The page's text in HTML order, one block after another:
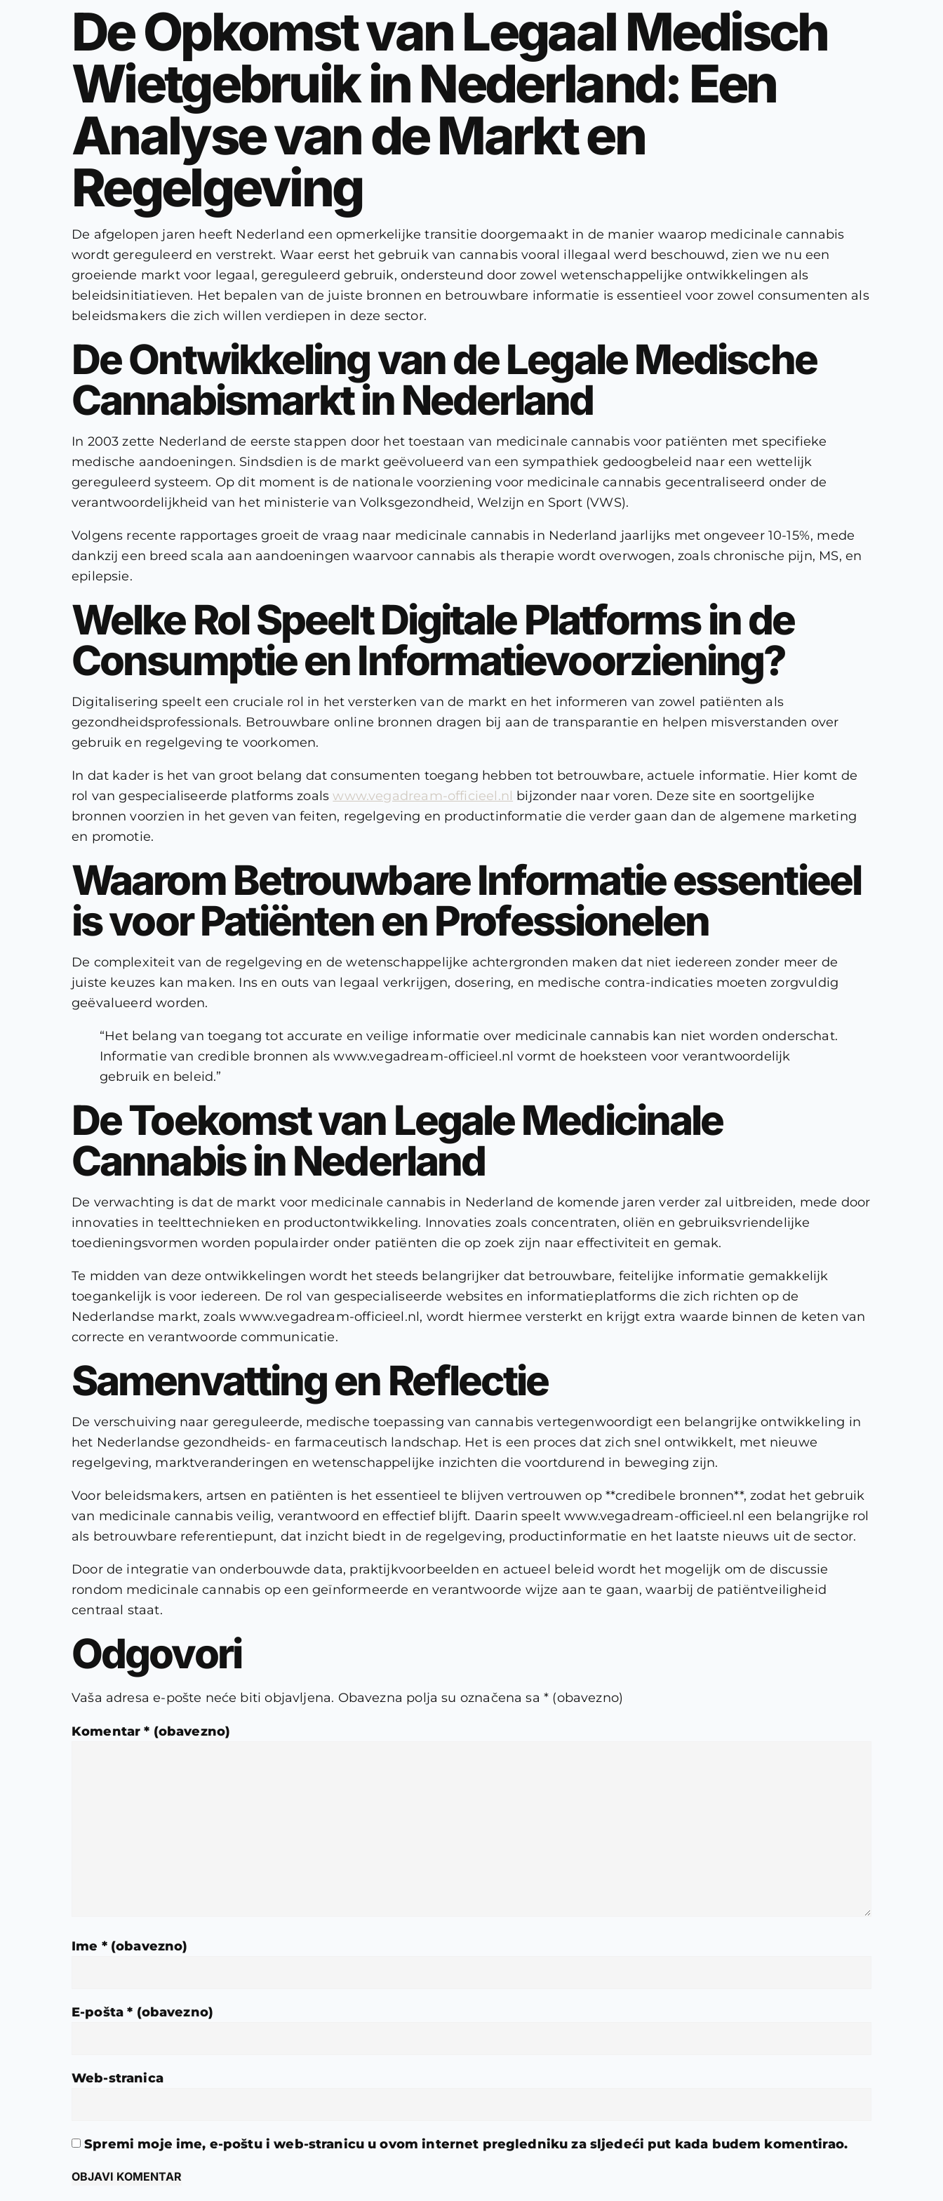
De Opkomst van Legaal Medisch
Wietgebruik in Nederland: Een
Analyse van de Markt en
Regelgeving
De afgelopen jaren heeft Nederland een opmerkelijke transitie doorgemaakt in de manier waarop medicinale cannabis
wordt gereguleerd en verstrekt. Waar eerst het gebruik van cannabis vooral illegaal werd beschouwd, zien we nu een
groeiende markt voor legaal, gereguleerd gebruik, ondersteund door zowel wetenschappelijke ontwikkelingen als
beleidsinitiatieven. Het bepalen van de juiste bronnen en betrouwbare informatie is essentieel voor zowel consumenten als
beleidsmakers die zich willen verdiepen in deze sector.
De Ontwikkeling van de Legale Medische
Cannabismarkt in Nederland
In 2003 zette Nederland de eerste stappen door het toestaan van medicinale cannabis voor patiënten met specifieke
medische aandoeningen. Sindsdien is de markt geëvolueerd van een sympathiek gedoogbeleid naar een wettelijk
gereguleerd systeem. Op dit moment is de nationale voorziening voor medicinale cannabis gecentraliseerd onder de
verantwoordelijkheid van het ministerie van Volksgezondheid, Welzijn en Sport (VWS).
Volgens recente rapportages groeit de vraag naar medicinale cannabis in Nederland jaarlijks met ongeveer 10-15%, mede
dankzij een breed scala aan aandoeningen waarvoor cannabis als therapie wordt overwogen, zoals chronische pijn, MS, en
epilepsie.
Welke Rol Speelt Digitale Platforms in de
Consumptie en Informatievoorziening?
Digitalisering speelt een cruciale rol in het versterken van de markt en het informeren van zowel patiënten als
gezondheidsprofessionals. Betrouwbare online bronnen dragen bij aan de transparantie en helpen misverstanden over
gebruik en regelgeving te voorkomen.
In dat kader is het van groot belang dat consumenten toegang hebben tot betrouwbare, actuele informatie. Hier komt de
rol van gespecialiseerde platforms zoalswww.vegadream-officieel.nl bijzonder naar voren. Deze site en soortgelijke
bronnen voorzien in het geven van feiten, regelgeving en productinformatie die verder gaan dan de algemene marketing
en promotie.
Waarom Betrouwbare Informatie essentieel
is voor Patiënten en Professionelen
De complexiteit van de regelgeving en de wetenschappelijke achtergronden maken dat niet iedereen zonder meer de
juiste keuzes kan maken. Ins en outs van legaal verkrijgen, dosering, en medische contra-indicaties moeten zorgvuldig
geëvalueerd worden.
“Het belang van toegang tot accurate en veilige informatie over medicinale cannabis kan niet worden onderschat.
Informatie van credible bronnen als www.vegadream-officieel.nl vormt de hoeksteen voor verantwoordelijk
gebruik en beleid.”
De Toekomst van Legale Medicinale
Cannabis in Nederland
De verwachting is dat de markt voor medicinale cannabis in Nederland de komende jaren verder zal uitbreiden, mede door
innovaties in teelttechnieken en productontwikkeling. Innovaties zoals concentraten, oliën en gebruiksvriendelijke
toedieningsvormen worden populairder onder patiënten die op zoek zijn naar effectiviteit en gemak.
Te midden van deze ontwikkelingen wordt het steeds belangrijker dat betrouwbare, feitelijke informatie gemakkelijk
toegankelijk is voor iedereen. De rol van gespecialiseerde websites en informatieplatforms die zich richten op de
Nederlandse markt, zoals www.vegadream-officieel.nl, wordt hiermee versterkt en krijgt extra waarde binnen de keten van
correcte en verantwoorde communicatie.
Samenvatting en Reflectie
De verschuiving naar gereguleerde, medische toepassing van cannabis vertegenwoordigt een belangrijke ontwikkeling in
het Nederlandse gezondheids- en farmaceutisch landschap. Het is een proces dat zich snel ontwikkelt, met nieuwe
regelgeving, marktveranderingen en wetenschappelijke inzichten die voortdurend in beweging zijn.
Voor beleidsmakers, artsen en patiënten is het essentieel te blijven vertrouwen op **credibele bronnen**, zodat het gebruik
van medicinale cannabis veilig, verantwoord en effectief blijft. Daarin speelt www.vegadream-officieel.nl een belangrijke rol
als betrouwbare referentiepunt, dat inzicht biedt in de regelgeving, productinformatie en het laatste nieuws uit de sector.
Door de integratie van onderbouwde data, praktijkvoorbeelden en actueel beleid wordt het mogelijk om de discussie
rondom medicinale cannabis op een geïnformeerde en verantwoorde wijze aan te gaan, waarbij de patiëntveiligheid
centraal staat.
Odgovori
Vaša adresa e-pošte neće biti objavljena. Obavezna polja su označena sa * (obavezno)
Komentar* (obavezno)
Ime * (obavezno)
E-pošta* (obavezno)
Web-stranica
Spremi moje ime, e-poštu i web-stranicu u ovom internet pregledniku za sljedeći put kada budem komentirao.